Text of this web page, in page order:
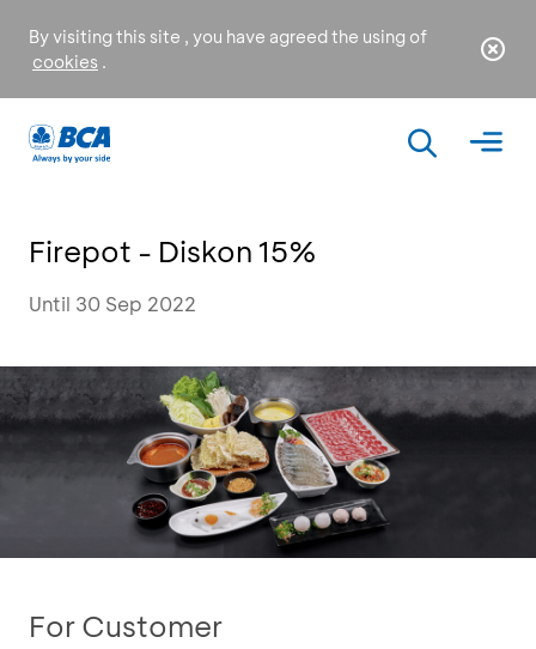
By visiting this site , you have agreed the using of
cookies .
Firepot - Diskon 15%
Until 30 Sep 2022
For Customer